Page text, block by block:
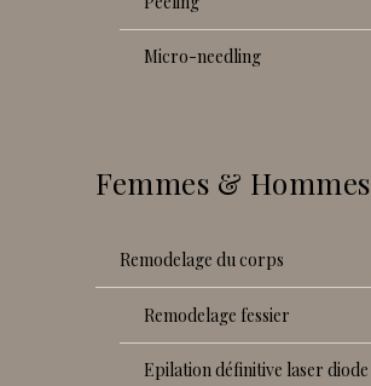
micro-needling
Femmes & Hommes
remodelage du corps
remodelage fessier
epilation définitive laser diode